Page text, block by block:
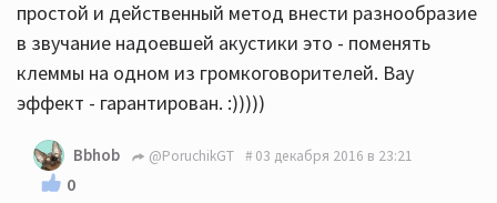
простой и действенный метод внести разнообразие
в звучание надоевшей акустики это - поменять
клеммы на одном из громкоговорителей. Вау
эффект - гарантирован. :)))))
Bbhob @PoruchikGT 03 декабря 2016 в 23:21
0